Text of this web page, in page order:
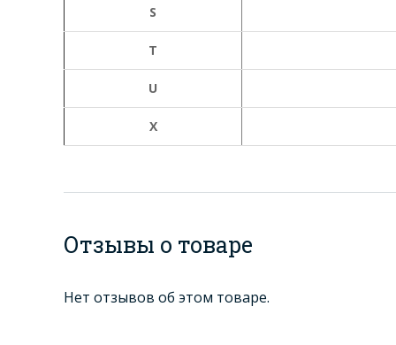
S
Т
U
X
Отзывы о товаре
Нет отзывов об этом товаре.